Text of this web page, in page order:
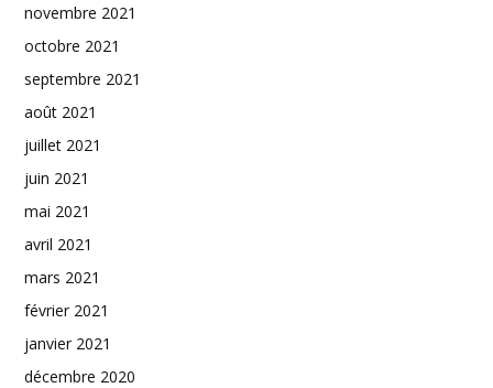
novembre 2021
octobre 2021
septembre 2021
août 2021
juillet 2021
juin 2021
mai 2021
avril 2021
mars 2021
février 2021
janvier 2021
décembre 2020